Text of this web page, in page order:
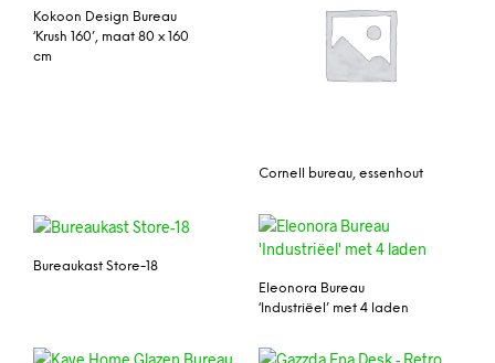
Kokoon Design Bureau
‘Krush 160’, maat 80 x 160
cm
Cornell bureau, essenhout
Bureaukast Store-18
Eleonora Bureau
‘Industriëel’ met 4 laden